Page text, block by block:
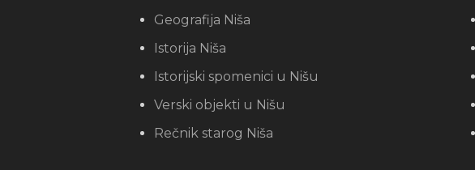
Geografija Niša
Istorija Niša
Istorijski spomenici u Nišu
Verski objekti u Nišu
Rečnik starog Niša